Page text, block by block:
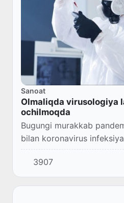
Sanoat
Olmaliqda virusologiya
ochilmoqda
Bugungi murakkab
bilan koronavirus
chora-tadbirlarni
3907